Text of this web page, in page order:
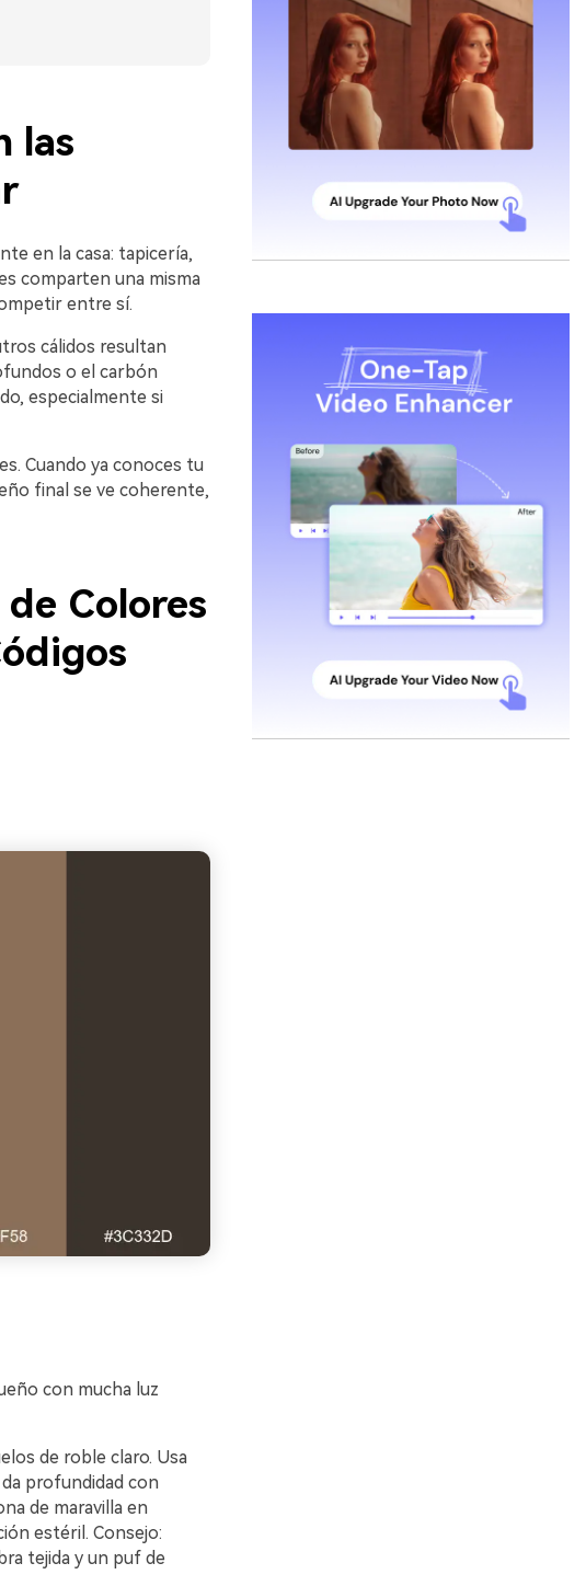
las
en la casa: tapicería,
comparten una misma
entre sí.
cálidos resultan
o el carbón
especialmente si
Cuando ya conoces tu
final se ve coherente,
Colores
con mucha luz
de roble claro. Usa
profundidad con
de maravilla en
estéril. Consejo:
tejida y un puf de